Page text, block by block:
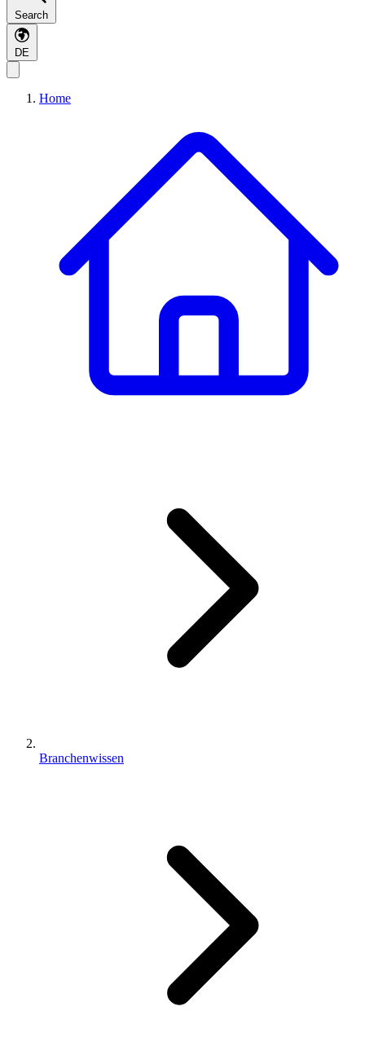
Search
DE
Home
Branchenwissen